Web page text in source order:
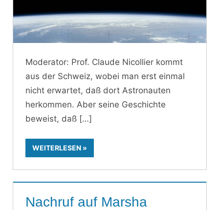
Moderator: Prof. Claude Nicollier kommt
aus der Schweiz, wobei man erst einmal
nicht erwartet, daß dort Astronauten
herkommen. Aber seine Geschichte
beweist, daß
WEITERLESEN
Nachruf auf Marsha